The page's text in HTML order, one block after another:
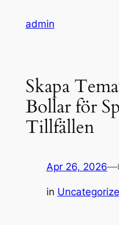
admin
Skapa
Bollar för
Tillfällen
Apr 26, 2026—
in